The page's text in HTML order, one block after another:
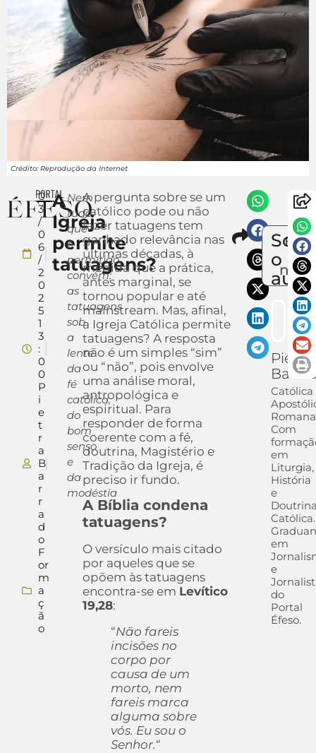
Crédito: Reprodução da Internet
0
3
/
0
6
/
2
0
2
5
1
3
:
0
0
P
i
e
t
r
a
B
a
r
r
a
d
o
F
or
m
a
ç
ã
o
A
Igreja
permite
tatuagens?
Nem
tudo
que
é
permitido
convém:
as
tatuagens
sob
a
lente
da
fé
católica,
do
bom
senso
e
da
modéstia
A pergunta sobre se um
católico pode ou não
fazer tatuagens tem
ganhado relevância nas
últimas décadas, à
medida que a prática,
antes marginal, se
tornou popular e até
mainstream. Mas, afinal,
a Igreja Católica permite
tatuagens? A resposta
não é um simples “sim”
ou “não”, pois envolve
uma análise moral,
antropológica e
espiritual. Para
responder de forma
coerente com a fé,
doutrina, Magistério e
Tradição da Igreja, é
preciso ir fundo.
A Bíblia condena
tatuagens?
O versículo mais citado
por aqueles que se
opõem às tatuagens
encontra-se em Levítico
19,28:
“Não fareis
incisões no
corpo por
causa de um
morto, nem
fareis marca
alguma sobre
vós. Eu sou o
Senhor.“
o
Pietra
Católica
Com
em
Liturgia,
História
e
Católica.
em
e
do
Portal
Éfeso.